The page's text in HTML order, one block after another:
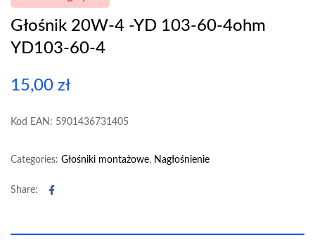
Głośnik 20W-4 -YD 103-60-4ohm
YD103-60-4
15,00 zł
Kod EAN: 5901436731405
Categories: Głośniki montażowe, Nagłośnienie
Share: Facebook